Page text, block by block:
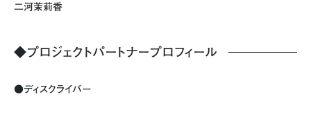
二河茉莉香
◆プロジェクトパートナープロフィール
●ディスクライバー